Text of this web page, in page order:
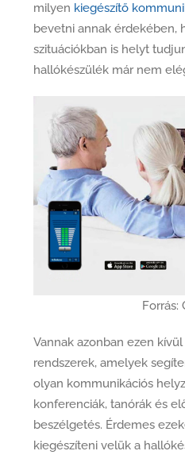
milyen kiegészítő
bevetni annak érdekében,
szituációkban is helyt
hallókészülék már nem
Forrás:
Vannak azonban ezen
rendszerek, amelyek
olyan kommunikációs
konferenciák, tanórák és
beszélgetés. Érdemes
kiegészíteni velük a